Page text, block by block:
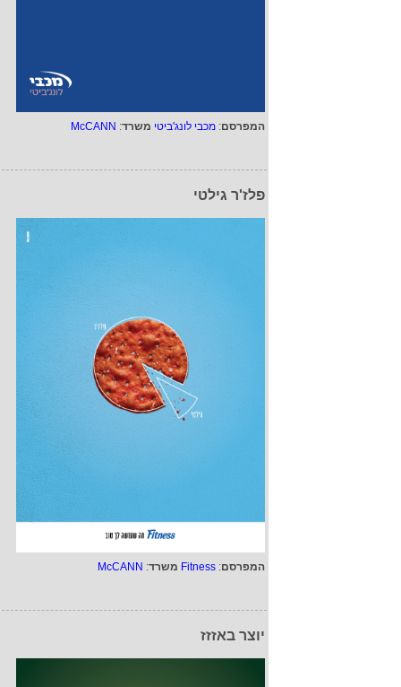
המפרסם: מכבי לונג'ביטי משרד:
McCANN
פלז'ר גילטי
המפרסם:
Fitness משרד:
McCANN
יוצר באזזז